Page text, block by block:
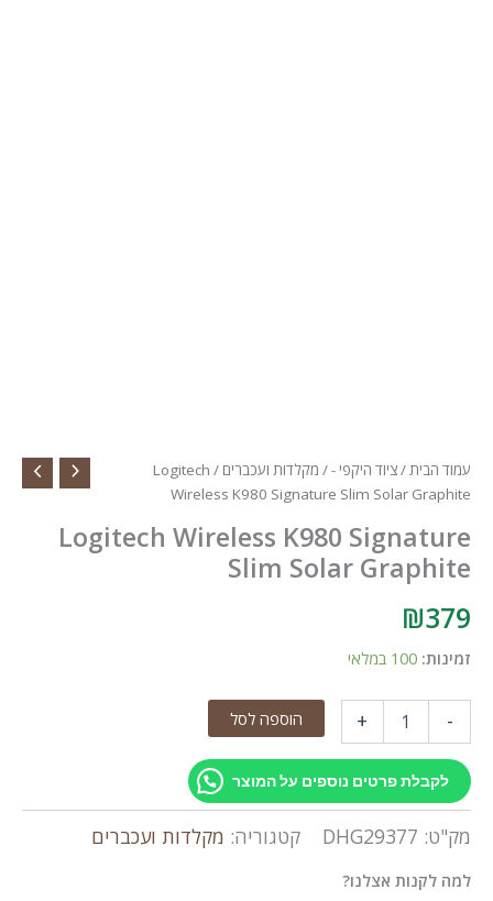
עמוד הבית/ציוד היקפי -/ מקלדות ועכברים
/ Logitech
Wireless K980 Signature Slim Solar Graphite
Logitech Wireless K980 Signature
Slim Solar Graphite
₪379
זמינות: 100 במלאי
-
Wireless
K980
Slim
Graphite
+ הוספה לסל
לקבלת פרטים נוספים על המוצר
מק"ט: DHG29377 קטגוריה: מקלדות ועכברים
למה לקנות אצלנו?